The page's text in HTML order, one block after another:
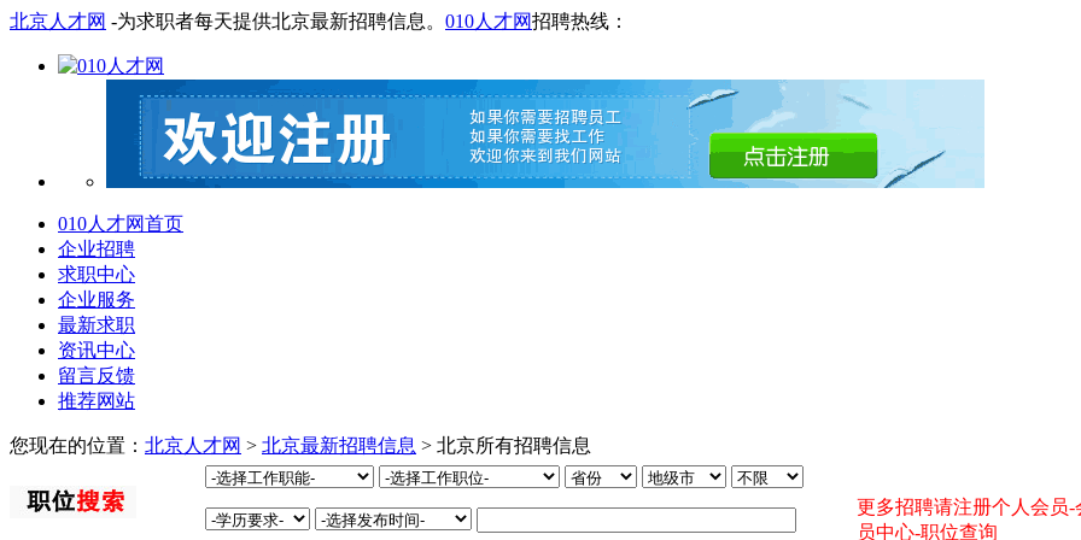
北京人才网 -为求职者每天提供北京最新招聘信息。 010人才网招聘热线：
010人才网首页
企业招聘
求职中心
企业服务
最新求职
资讯中心
留言反馈
推荐网站
您现在的位置： 北京人才网 > 北京最新招聘信息 > 北京所有招聘信息
更多招聘请注册个人会员-
员中心-职位查询